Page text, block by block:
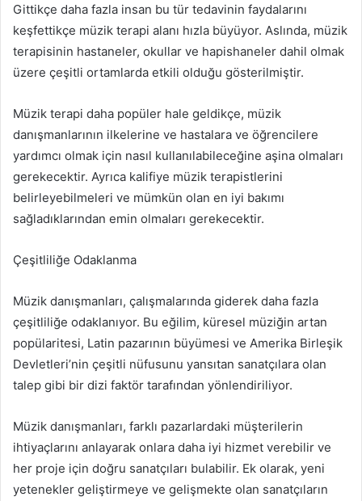
Gittikçe daha fazla insan bu tür tedavinin faydalarını
keşfettikçe müzik terapi alanı hızla büyüyor. Aslında, müzik
terapisinin hastaneler, okullar ve hapishaneler dahil olmak
üzere çeşitli ortamlarda etkili olduğu gösterilmiştir.
Müzik terapi daha popüler hale geldikçe, müzik
danışmanlarının ilkelerine ve hastalara ve öğrencilere
yardımcı olmak için nasıl kullanılabileceğine aşina olmaları
gerekecektir. Ayrıca kalifiye müzik terapistlerini
belirleyebilmeleri ve mümkün olan en iyi bakımı
sağladıklarından emin olmaları gerekecektir.
Çeşitliliğe Odaklanma
Müzik danışmanları, çalışmalarında giderek daha fazla
çeşitliliğe odaklanıyor. Bu eğilim, küresel müziğin artan
popülaritesi, Latin pazarının büyümesi ve Amerika Birleşik
Devletleri’nin çeşitli nüfusunu yansıtan sanatçılara olan
talep gibi bir dizi faktör tarafından yönlendiriliyor.
Müzik danışmanları, farklı pazarlardaki müşterilerin
ihtiyaçlarını anlayarak onlara daha iyi hizmet verebilir ve
her proje için doğru sanatçıları bulabilir. Ek olarak, yeni
yetenekler geliştirmeye ve gelişmekte olan sanatçıların